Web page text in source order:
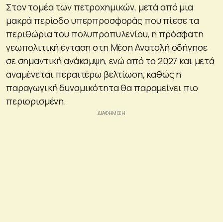
Στον τομέα των πετροχημικών, μετά από μια
μακρά περίοδο υπερπροσφοράς που πίεσε τα
περιθώρια του πολυπροπυλενίου, η πρόσφατη
γεωπολιτική ένταση στη Μέση Ανατολή οδήγησε
σε σημαντική ανάκαμψη, ενώ από το 2027 και μετά
αναμένεται περαιτέρω βελτίωση, καθώς η
παραγωγική δυναμικότητα θα παραμείνει πιο
περιορισμένη.